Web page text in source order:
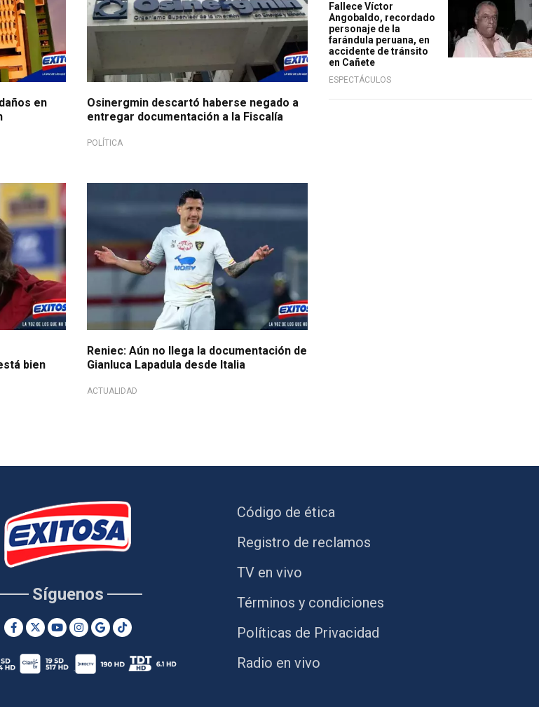
en
Osinergmin descartó haberse negado a
entregar documentación a la Fiscalía
POLÍTICA
bien
Reniec: Aún no llega la documentación de
Gianluca Lapadula desde Italia
ACTUALIDAD
Fallece Víctor
Angobaldo, recordado
personaje de la
farándula peruana, en
accidente de tránsito
en Cañete
ESPECTÁCULOS
Síguenos
Código de ética
Registro de reclamos
TV en vivo
Términos y condiciones
Políticas de Privacidad
Radio en vivo